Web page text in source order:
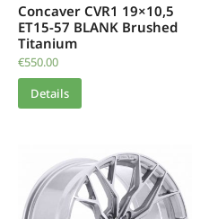
Concaver CVR1 19×10,5
ET15-57 BLANK Brushed
Titanium
€550.00
Details